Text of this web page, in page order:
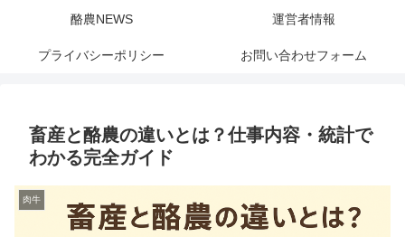
酪農NEWS 運営者情報
プライバシーポリシー お問い合わせフォーム
畜産と酪農の違いとは？仕事内容・統計で
わかる完全ガイド
肉牛